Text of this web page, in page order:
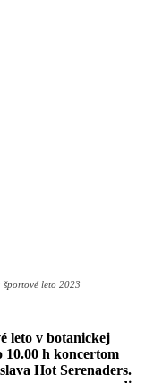
leto 2023
leto v botanickej
10.00 h koncertom
Hot Serenaders.